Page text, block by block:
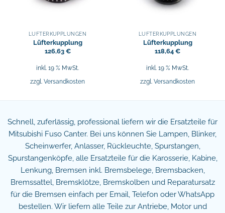
LÜFTERKUPPLUNGEN
Lüfterkupplung
126,63 €
inkl. 19 % MwSt.
zzgl. Versandkosten
LÜFTERKUPPLUNGEN
Lüfterkupplung
118,64 €
inkl. 19 % MwSt.
zzgl. Versandkosten
Schnell, zuferlässig, professional liefern wir die Ersatzteile für
Mitsubishi Fuso Canter. Bei uns können Sie Lampen, Blinker,
Scheinwerfer, Anlasser, Rückleuchte, Spurstangen,
Spurstangenköpfe, alle Ersatzteile für die Karosserie, Kabine,
Lenkung, Bremsen inkl. Bremsbelege, Bremsbacken,
Bremssattel, Bremsklötze, Bremskolben und Reparatursatz
für die Bremsen einfach per Email, Telefon oder WhatsApp
bestellen. Wir liefern alle Teile zur Antriebe, Motor und